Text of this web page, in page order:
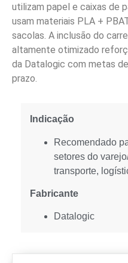
utilizam papel e caixas de
usam materiais PLA +
sacolas. A inclusão do
altamente otimizado
da Datalogic com metas
prazo.
Indicação
Recomendado
setores do
transporte,
Fabricante
Datalogic